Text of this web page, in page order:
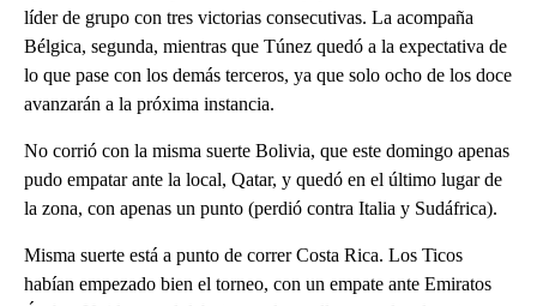
líder de grupo con tres victorias consecutivas. La acompaña
Bélgica, segunda, mientras que Túnez quedó a la expectativa de
lo que pase con los demás terceros, ya que solo ocho de los doce
avanzarán a la próxima instancia.
No corrió con la misma suerte Bolivia, que este domingo apenas
pudo empatar ante la local, Qatar, y quedó en el último lugar de
la zona, con apenas un punto (perdió contra Italia y Sudáfrica).
Misma suerte está a punto de correr Costa Rica. Los Ticos
habían empezado bien el torneo, con un empate ante Emiratos